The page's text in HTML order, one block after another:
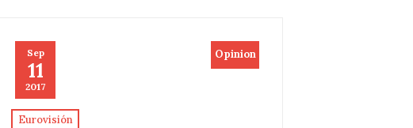
Sep
11
2017
Opinion
Eurovisión